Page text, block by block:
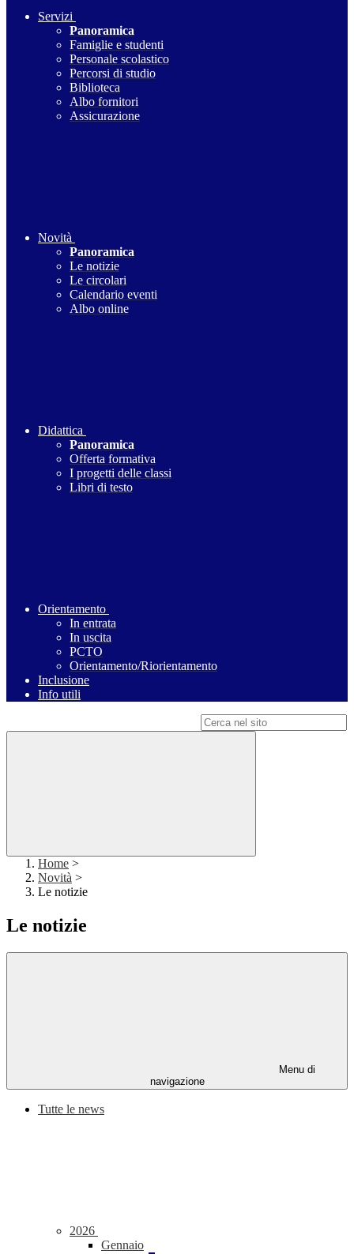
Servizi
Panoramica
Famiglie e studenti
Personale scolastico
Percorsi di studio
Biblioteca
Albo fornitori
Assicurazione
Novità
Panoramica
Le notizie
Le circolari
Calendario eventi
Albo online
Didattica
Panoramica
Offerta formativa
I progetti delle classi
Libri di testo
Orientamento
In entrata
In uscita
PCTO
Orientamento/Riorientamento
Inclusione
Info utili
Home >
Novità >
Le notizie
Le notizie
Menu di
navigazione
Tutte le news
2026
Gennaio